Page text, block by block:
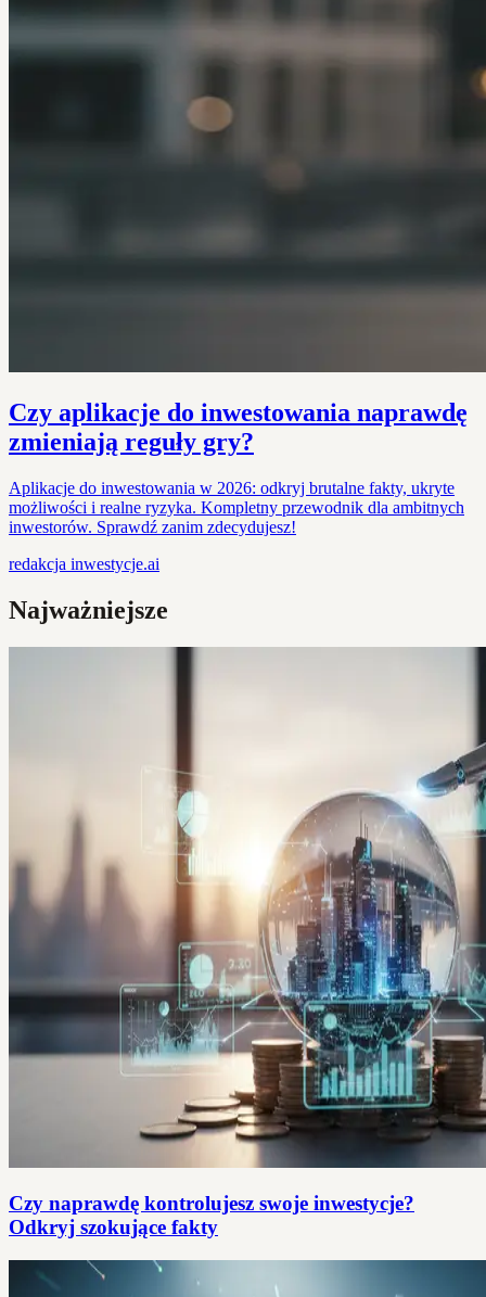
Czy aplikacje do inwestowania naprawdę
zmieniają reguły gry?
Aplikacje do inwestowania w 2026: odkryj brutalne fakty, ukryte
możliwości i realne ryzyka. Kompletny przewodnik dla ambitnych
inwestorów. Sprawdź zanim zdecydujesz!
redakcja inwestycje.ai
Najważniejsze
Czy naprawdę kontrolujesz swoje inwestycje?
Odkryj szokujące fakty